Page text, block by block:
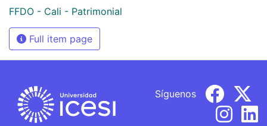
FFDO - Cali - Patrimonial
Full item page
Síguenos